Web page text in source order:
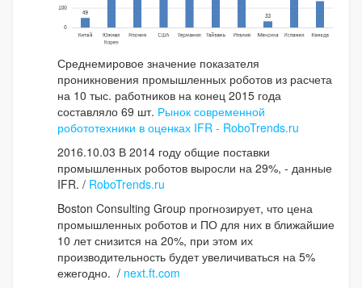
Среднемировое значение показателя
проникновения промышленных роботов из расчета
на 10 тыс. работников на конец 2015 года
составляло 69 шт. Рынок современной
робототехники в оценках IFR - RoboTrends.ru
2016.10.03 В 2014 году общие поставки
промышленных роботов выросли на 29%, - данные
IFR. / RoboTrends.ru
Boston Consulting Group прогнозирует, что цена
промышленных роботов и ПО для них в ближайшие
10 лет снизится на 20%, при этом их
производительность будет увеличиваться на 5%
ежегодно. / next.ft.com